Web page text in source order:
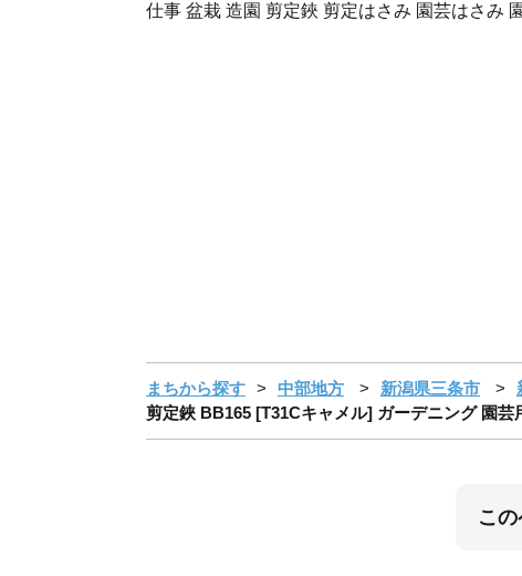
仕事 盆栽 造園 剪定鋏 剪定はさみ 園芸はさみ
まちから探す 中部地方 新潟県三条市
剪定鋏 BB165 [T31Cキャメル] ガーデニング 園芸
こ